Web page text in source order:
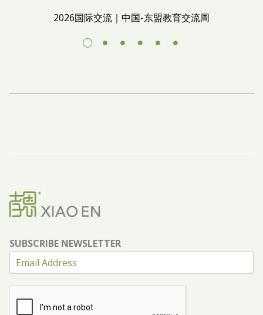
2026国际交流｜中国-东盟教育交流周
SUBSCRIBE NEWSLETTER